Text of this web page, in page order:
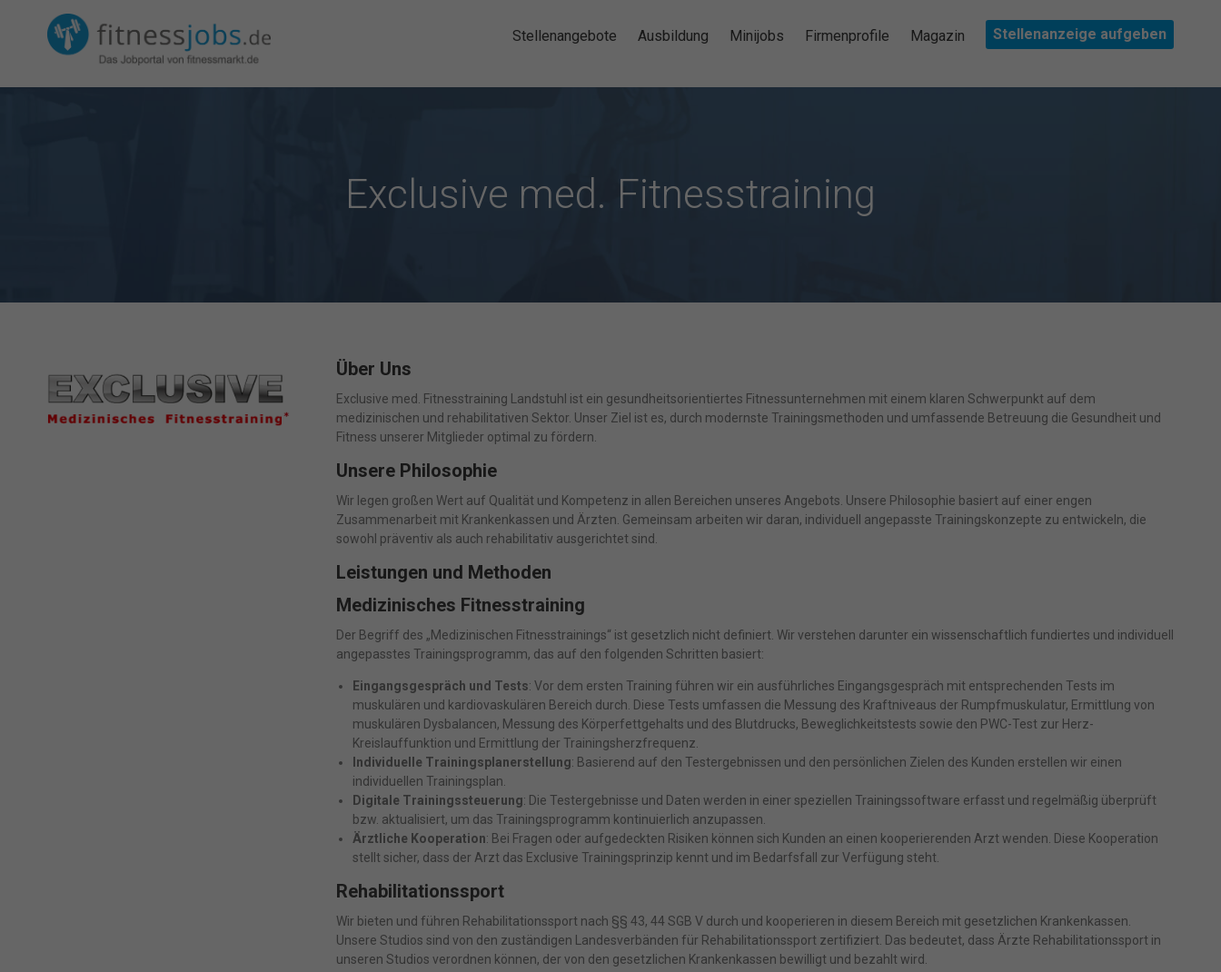
Stellenangebote Ausbildung Minijobs Firmenprofile Magazin Stellenanzeige aufgeben
Exclusive med. Fitnesstraining
Über Uns
Exclusive med. Fitnesstraining Landstuhl ist ein gesundheitsorientiertes Fitnessunternehmen mit einem klaren Schwerpunkt auf dem
medizinischen und rehabilitativen Sektor. Unser Ziel ist es, durch modernste Trainingsmethoden und umfassende Betreuung die Gesundheit und
Fitness unserer Mitglieder optimal zu fördern.
Unsere Philosophie
Wir legen großen Wert auf Qualität und Kompetenz in allen Bereichen unseres Angebots. Unsere Philosophie basiert auf einer engen
Zusammenarbeit mit Krankenkassen und Ärzten. Gemeinsam arbeiten wir daran, individuell angepasste Trainingskonzepte zu entwickeln, die
sowohl präventiv als auch rehabilitativ ausgerichtet sind.
Leistungen und Methoden
Medizinisches Fitnesstraining
Der Begriff des „Medizinischen Fitnesstrainings“ ist gesetzlich nicht definiert. Wir verstehen darunter ein wissenschaftlich fundiertes und individuell
angepasstes Trainingsprogramm, das auf den folgenden Schritten basiert:
Eingangsgespräch und Tests: Vor dem ersten Training führen wir ein ausführliches Eingangsgespräch mit entsprechenden Tests im
muskulären und kardiovaskulären Bereich durch. Diese Tests umfassen die Messung des Kraftniveaus der Rumpfmuskulatur, Ermittlung von
muskulären Dysbalancen, Messung des Körperfettgehalts und des Blutdrucks, Beweglichkeitstests sowie den PWC-Test zur Herz-
Kreislauffunktion und Ermittlung der Trainingsherzfrequenz.
Individuelle Trainingsplanerstellung: Basierend auf den Testergebnissen und den persönlichen Zielen des Kunden erstellen wir einen
individuellen Trainingsplan.
Digitale Trainingssteuerung: Die Testergebnisse und Daten werden in einer speziellen Trainingssoftware erfasst und regelmäßig überprüft
bzw. aktualisiert, um das Trainingsprogramm kontinuierlich anzupassen.
Ärztliche Kooperation: Bei Fragen oder aufgedeckten Risiken können sich Kunden an einen kooperierenden Arzt wenden. Diese Kooperation
stellt sicher, dass der Arzt das Exclusive Trainingsprinzip kennt und im Bedarfsfall zur Verfügung steht.
Rehabilitationssport
Wir bieten und führen Rehabilitationssport nach §§ 43, 44 SGB V durch und kooperieren in diesem Bereich mit gesetzlichen Krankenkassen.
Unsere Studios sind von den zuständigen Landesverbänden für Rehabilitationssport zertifiziert. Das bedeutet, dass Ärzte Rehabilitationssport in
unseren Studios verordnen können, der von den gesetzlichen Krankenkassen bewilligt und bezahlt wird.